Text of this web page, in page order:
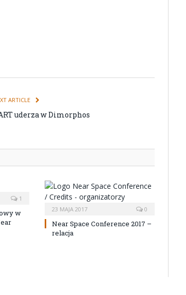
ARTICLE
uderza w Dimorphos
1
w
23 MAJA 2017 0
Near Space Conference 2017 –
relacja